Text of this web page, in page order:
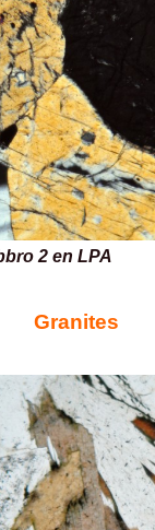
en LPA
Granites